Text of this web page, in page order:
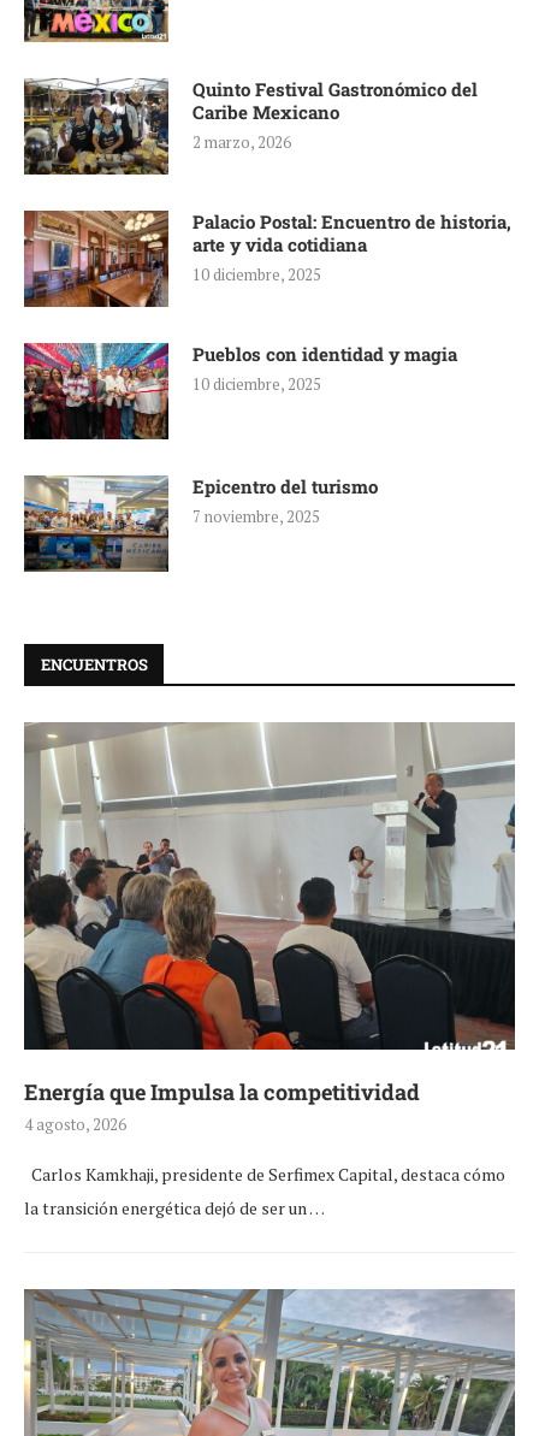
Quinto Festival Gastronómico del
Caribe Mexicano
2 marzo, 2026
Palacio Postal: Encuentro de historia,
arte y vida cotidiana
10 diciembre, 2025
Pueblos con identidad y magia
10 diciembre, 2025
Epicentro del turismo
7 noviembre, 2025
ENCUENTROS
Energía que Impulsa la competitividad
4 agosto, 2026
Carlos Kamkhaji, presidente de Serfimex Capital, destaca cómo
la transición energética dejó de ser un …